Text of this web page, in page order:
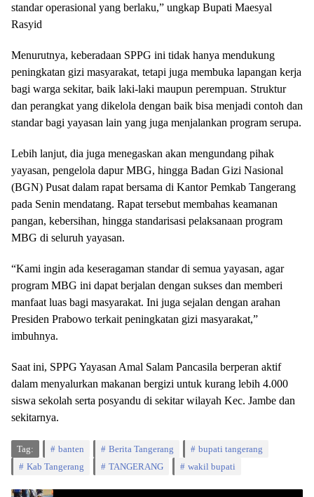
standar operasional yang berlaku,” ungkap Bupati Maesyal
Rasyid
Menurutnya, keberadaan SPPG ini tidak hanya mendukung
peningkatan gizi masyarakat, tetapi juga membuka lapangan kerja
bagi warga sekitar, baik laki-laki maupun perempuan. Struktur
dan perangkat yang dikelola dengan baik bisa menjadi contoh dan
standar bagi yayasan lain yang juga menjalankan program serupa.
Lebih lanjut, dia juga menegaskan akan mengundang pihak
yayasan, pengelola dapur MBG, hingga Badan Gizi Nasional
(BGN) Pusat dalam rapat bersama di Kantor Pemkab Tangerang
pada Senin mendatang. Rapat tersebut membahas keamanan
pangan, kebersihan, hingga standarisasi pelaksanaan program
MBG di seluruh yayasan.
“Kami ingin ada keseragaman standar di semua yayasan, agar
program MBG ini dapat berjalan dengan sukses dan memberi
manfaat luas bagi masyarakat. Ini juga sejalan dengan arahan
Presiden Prabowo terkait peningkatan gizi masyarakat,”
imbuhnya.
Saat ini, SPPG Yayasan Amal Salam Pancasila berperan aktif
dalam menyalurkan makanan bergizi untuk kurang lebih 4.000
siswa sekolah serta posyandu di sekitar wilayah Kec. Jambe dan
sekitarnya.
Tag: banten Berita Tangerang
bupati tangerang
Kab Tangerang
TANGERANG wakil bupati